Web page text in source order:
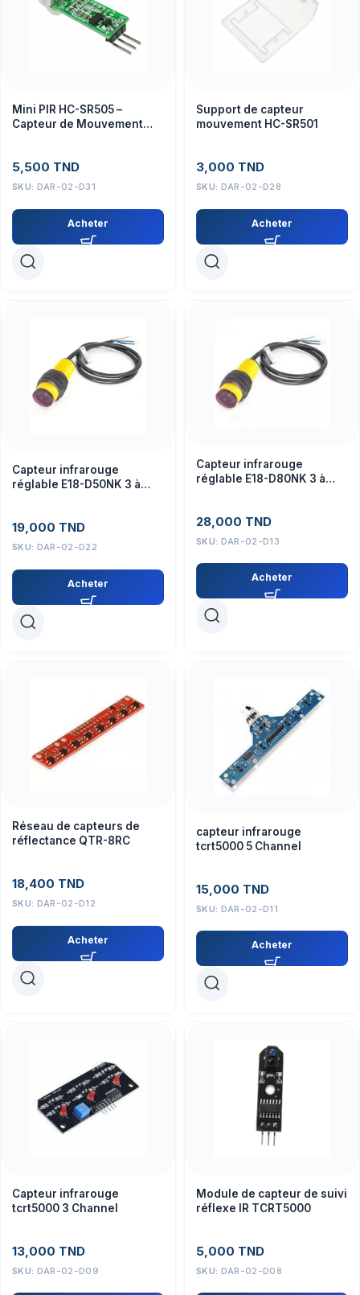
Mini PIR HC-SR505 –
Capteur de Mouvement
5,500 TND
SKU: DAR-02-D31
Acheter
Support de capteur
mouvement HC-SR501
3,000 TND
SKU: DAR-02-D28
Acheter
Capteur infrarouge
réglable E18-D50NK 3 à
19,000 TND
SKU: DAR-02-D22
Acheter
Capteur infrarouge
réglable E18-D80NK 3 à
28,000 TND
SKU: DAR-02-D13
Acheter
Réseau de capteurs de
réflectance QTR-8RC
18,400 TND
SKU: DAR-02-D12
Acheter
capteur infrarouge
tcrt5000 5 Channel
15,000 TND
SKU: DAR-02-D11
Acheter
Capteur infrarouge
tcrt5000 3 Channel
13,000 TND
SKU: DAR-02-D09
Module de capteur de suivi
réflexe IR TCRT5000
5,000 TND
SKU: DAR-02-D08